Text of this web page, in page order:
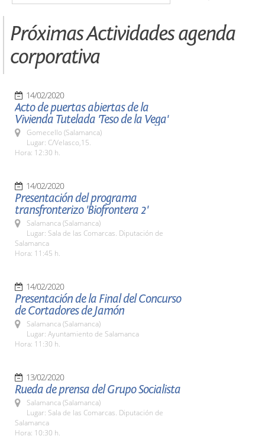
Próximas Actividades agenda
corporativa
14/02/2020
Acto de puertas abiertas de la
Vivienda Tutelada 'Teso de la Vega'
Gomecello (Salamanca)
Lugar: C/Velasco,15.
Hora: 12:30 h.
14/02/2020
Presentación del programa
transfronterizo 'Biofrontera 2'
Salamanca (Salamanca)
Lugar: Sala de las Comarcas. Diputación de
Salamanca
Hora: 11:45 h.
14/02/2020
Presentación de la Final del Concurso
de Cortadores de Jamón
Salamanca (Salamanca)
Lugar: Ayuntamiento de Salamanca
Hora: 11:30 h.
13/02/2020
Rueda de prensa del Grupo Socialista
Salamanca (Salamanca)
Lugar: Sala de las Comarcas. Diputación de
Salamanca
Hora: 10:30 h.